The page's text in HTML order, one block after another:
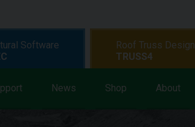
News Shop About
Software
Roof Truss Design
TRUSS4